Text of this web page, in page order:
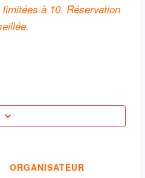
à 10. Réservation
ORGANISATEUR